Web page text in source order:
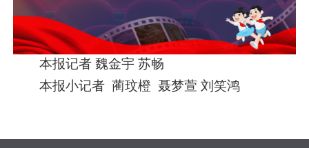
本报记者 魏金宇 苏畅
本报小记者 蔺玟橙 聂梦萱 刘笑鸿